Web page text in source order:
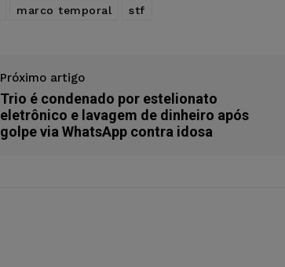
marco temporal stf
Próximo artigo
Trio é condenado por estelionato
eletrônico e lavagem de dinheiro após
golpe via WhatsApp contra idosa